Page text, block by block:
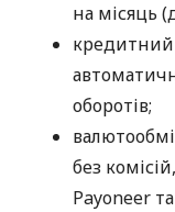
на місяць
кредитний
оборотів;
без
Payoneer та